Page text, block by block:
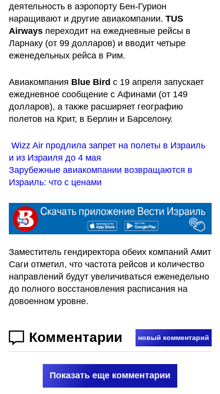
деятельность в аэропорту Бен-Гурион
наращивают и другие авиакомпании. TUS
Airways переходит на ежедневные рейсы в
Ларнаку (от 99 долларов) и вводит четыре
еженедельных рейса в Рим.
Авиакомпания Blue Bird с 19 апреля запускает
ежедневное сообщение с Афинами (от 149
долларов), а также расширяет географию
полетов на Крит, в Берлин и Барселону.
Wizz Air продлила запрет на полеты в Израиль
и из Израиля до 4 мая
Зарубежные авиакомпании возвращаются в
Израиль: что с ценами
Заместитель гендиректора обеих компаний Амит
Саги отметил, что частота рейсов и количество
направлений будут увеличиваться еженедельно
до полного восстановления расписания на
довоенном уровне.
Комментарии новый комментарий
Показать еще комментарии